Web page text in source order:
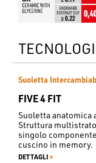
Suoletta
FIVE 4 FIT
Suoletta anatomica
Struttura
singolo
cuscino in memory.
DETTAGLI >